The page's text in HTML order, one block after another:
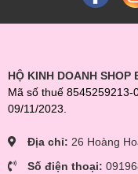
HỘ KINH DOANH SHOP
Mã số thuế
09/11/2023.
Địa chỉ: 26 Hoàng
Số điện thoại: